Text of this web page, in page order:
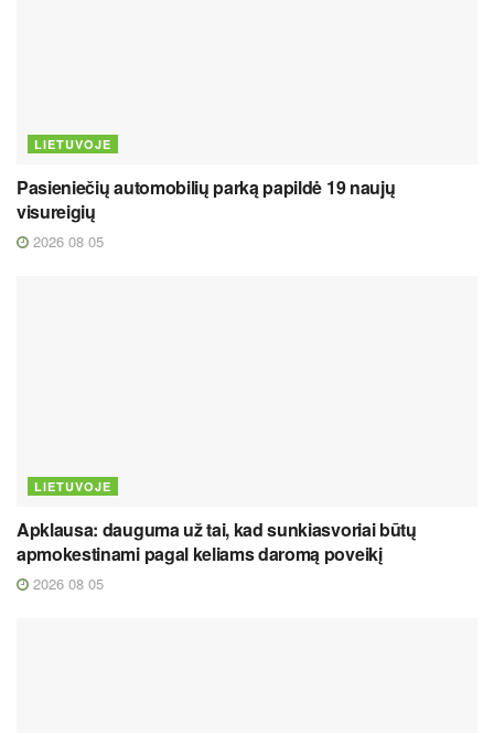
LIETUVOJE
Pasieniečių automobilių parką papildė 19 naujų
visureigių
2026 08 05
LIETUVOJE
Apklausa: dauguma už tai, kad sunkiasvoriai būtų
apmokestinami pagal keliams daromą poveikį
2026 08 05